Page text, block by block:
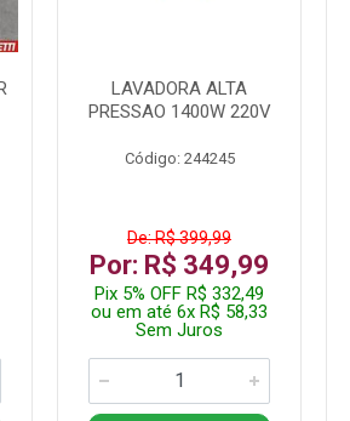
LAVADORA ALTA
PRESSAO 1400W 220V
Código: 244245
De: R$ 399,99
Por: R$ 349,99
Pix 5% OFF R$ 332,49
ou em até 6x R$ 58,33
Sem Juros